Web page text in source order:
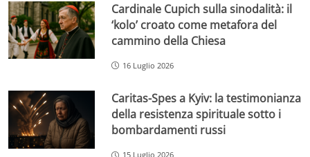
Cardinale Cupich sulla sinodalità: il
‘kolo’ croato come metafora del
cammino della Chiesa
16 Luglio 2026
Caritas-Spes a Kyiv: la testimonianza
della resistenza spirituale sotto i
bombardamenti russi
15 Luglio 2026